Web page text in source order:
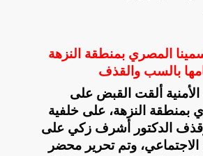
المصري بمنطقة النزهة
بالسب والقذف
الأمنية ألقت القبض على
بمنطقة النزهة، على خلفية
الدكتور أشرف زكي على
الاجتماعي، وتم تحرير محضر